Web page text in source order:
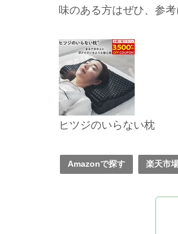
味のある方はぜひ、参考
ヒツジのいらない枕
Amazonで探す 楽天市